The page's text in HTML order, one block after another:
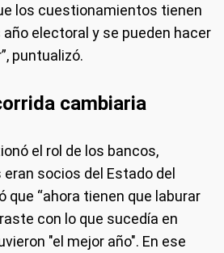
los cuestionamientos tienen
año electoral y se pueden hacer
puntualizó.
cambiaria
el rol de los bancos,
eran socios del Estado del
que “ahora tienen que laburar
con lo que sucedía en
"el mejor año". En ese